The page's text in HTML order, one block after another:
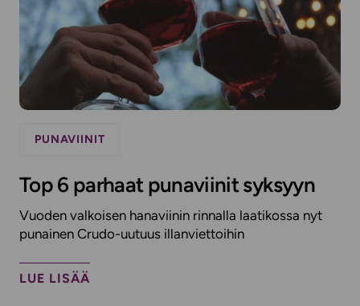
PUNAVIINIT
Top 6 parhaat punaviinit syksyyn
Vuoden valkoisen hanaviinin rinnalla laatikossa nyt
punainen Crudo-uutuus illanviettoihin
LUE LISÄÄ